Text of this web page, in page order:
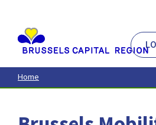
contenu
principal
Home